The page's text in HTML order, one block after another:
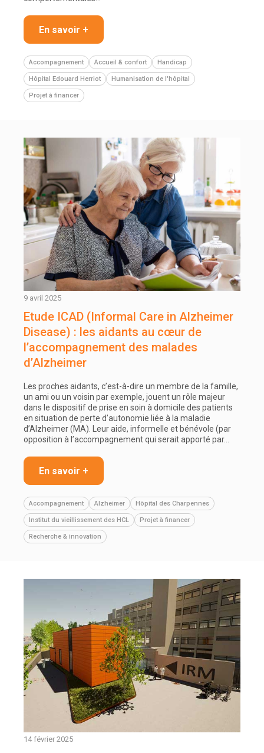
En savoir +
Accompagnement Accueil & confort Handicap
Hôpital Edouard Herriot Humanisation de l'hôpital
Projet à financer
9 avril 2025
Etude ICAD (Informal Care in Alzheimer
Disease) : les aidants au cœur de
l’accompagnement des malades
d’Alzheimer
Les proches aidants, c’est-à-dire un membre de la famille,
un ami ou un voisin par exemple, jouent un rôle majeur
dans le dispositif de prise en soin à domicile des patients
en situation de perte d’autonomie liée à la maladie
d’Alzheimer (MA). Leur aide, informelle et bénévole (par
opposition à l’accompagnement qui serait apporté par…
En savoir +
Accompagnement Alzheimer Hôpital des Charpennes
Institut du vieillissement des HCL Projet à financer
Recherche & innovation
14 février 2025